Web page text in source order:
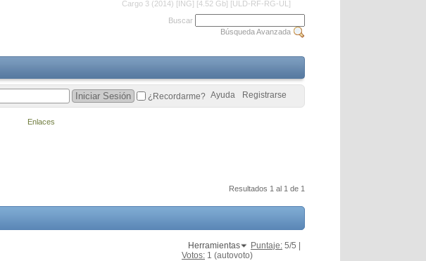
Cargo 3 (2014) [ING] [4.52 Gb] [ULD-RF-RG-UL]
Resultados 1 al 1 de 1
Herramientas Puntaje: 5/5 |
Votos: 1 (autovoto)
Buscar
Búsqueda Avanzada
Registrarse
Ayuda
¿Recordarme?
Enlaces